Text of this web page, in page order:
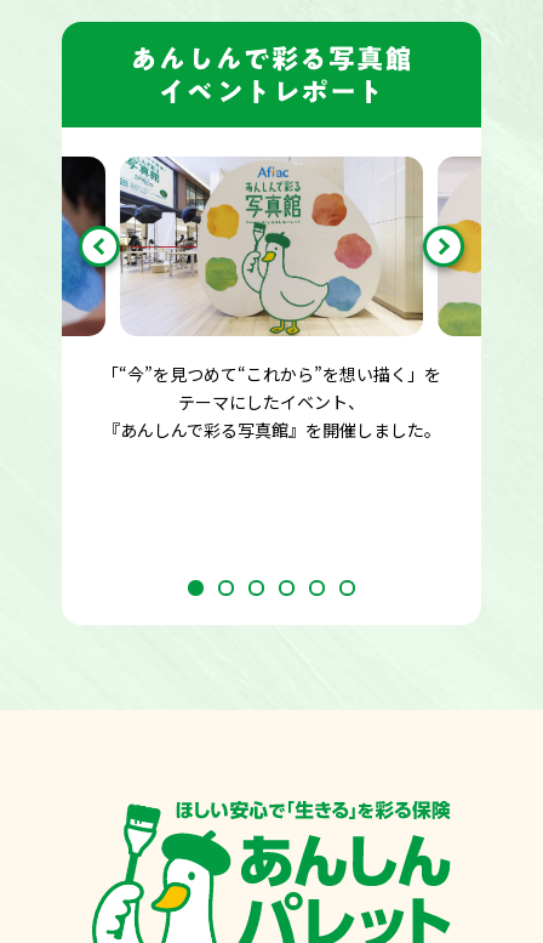
「“今”を見つめて“これから”を想い描く」を
テーマにしたイベント、
『あんしんで彩る写真館』を開催しました。